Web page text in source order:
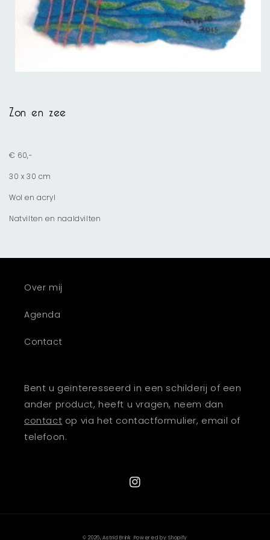
modaal
Zon en zee
€ 60,-
30 x 30 cm
Wol en acryl
Natvilten en naaldvilten
Over mij
Agenda
Contact
Bent u geïnteresseerd in een schilderij of een
ander product, heeft u vragen, neem dan
contact op via het contactformulier, email of
telefoon.
Instagram
© 2026,Astrid Brink Powered by Shopify